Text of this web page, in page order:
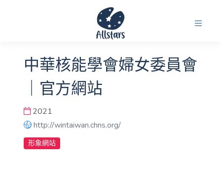
中華核能學會婦女委員會
｜官方網站
2021
http://wintaiwan.chns.org/
形象網站